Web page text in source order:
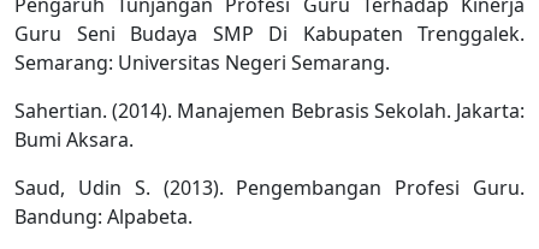
Guru Seni Budaya SMP Di Kabupaten Trenggalek.
Semarang: Universitas Negeri Semarang.
Sahertian. (2014). Manajemen Bebrasis Sekolah. Jakarta:
Bumi Aksara.
Saud, Udin S. (2013). Pengembangan Profesi Guru.
Bandung: Alpabeta.